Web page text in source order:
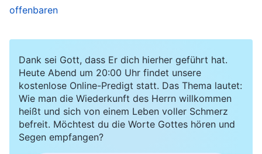
ihre Schwächen zu verbergen, und sich dabei nie
Nerv, und ich kam nicht umhin, über meine
eigenen Handlungen nachzudenken. Ich hatte
mich zuletzt selbst abgeschottet, meine eigenen
Ideen und Ansichten geheim gehalten, aus
Angst, dass die Leute mich durchschauen
könnten. In diesem Moment realisierte ich, wie
offenbaren
Dank sei Gott, dass Er dich hierher geführt hat.
Heute Abend um 20:00 Uhr findet unsere
kostenlose Online-Predigt statt. Das Thema lautet:
Wie man die Wiederkunft des Herrn willkommen
heißt und sich von einem Leben voller Schmerz
befreit. Möchtest du die Worte Gottes hören und
Segen empfangen?